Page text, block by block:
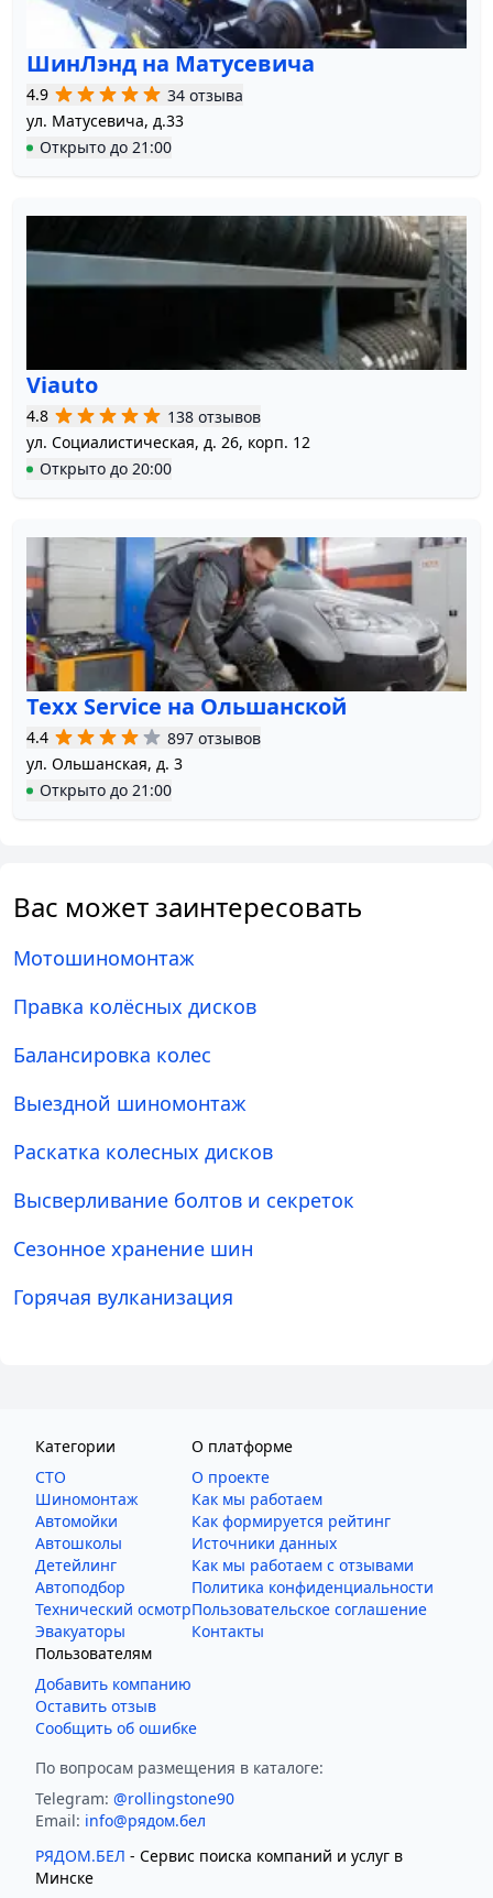
ШинЛэнд на Матусевича
4.9
34 отзыва
ул. Матусевича, д.33
Открыто до 21:00
Viauto
4.8
138 отзывов
ул. Социалистическая, д. 26, корп. 12
Открыто до 20:00
Texx Service на Ольшанской
4.4
897 отзывов
ул. Ольшанская, д. 3
Открыто до 21:00
Вас может заинтересовать
Мотошиномонтаж
Правка колёсных дисков
Балансировка колес
Выездной шиномонтаж
Раскатка колесных дисков
Высверливание болтов и секреток
Сезонное хранение шин
Горячая вулканизация
Категории
СТО
Шиномонтаж
Автомойки
Автошколы
Детейлинг
Автоподбор
Технический осмотр
Эвакуаторы
О платформе
О проекте
Как мы работаем
Как формируется рейтинг
Источники данных
Как мы работаем с отзывами
Политика конфиденциальности
Пользовательское соглашение
Контакты
Пользователям
Добавить компанию
Оставить отзыв
Сообщить об ошибке
По вопросам размещения в каталоге:
Telegram: @rollingstone90
Email: info@рядом.бел
РЯДОМ.БЕЛ - Cервис поиска компаний и услуг в
Минске